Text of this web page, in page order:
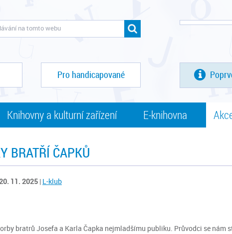
Pro handicapované
Knihovny a kulturní zařízení E-knihovna
BRATŘÍ ČAPKŮ
11. 2025 | L-klub
bratrů Josefa a Karla Čapka nejmladšímu publiku. Průvodci se nám